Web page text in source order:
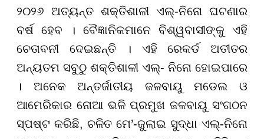
୨୦୨୬ ଅତ୍ୟନ୍ତ ଶକ୍ତିଶାଳୀ ଏଲ୍-ନିନୋ ଘଟଣାର
ବର୍ଷ ହେବ । ବୈଜ୍ଞାନିକମାନେ ବିଶ୍ୱବାସୀଙ୍କୁ ଏହି
ଚେତାବନୀ ଦେଇଛନ୍ତି । ଏହି ରେକର୍ଡ ଅତୀତର
ଅନ୍ୟତମ ସବୁଠୁ ଶକ୍ତିଶାଳୀ ଏଲ୍- ନିନୋ ହୋଇପାରେ
। ଅନେକ ଅନ୍ତର୍ଜାତୀୟ ଜଳବାୟୁ ମଡେଲ ଓ
ଆମେରିକାର ନୋଆ ଭଳି ପ୍ରମୁଖ ଜଳବାୟୁ ସଂଗଠନ
ସ୍ପଷ୍ଟ କରିଛି, ଚଳିତ ମେ’-ଜୁଲାଇ ସୁଦ୍ଧା ଏଲ୍-ନିନୋ